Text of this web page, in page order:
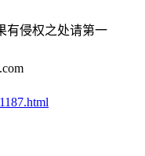
有侵权之处请第一